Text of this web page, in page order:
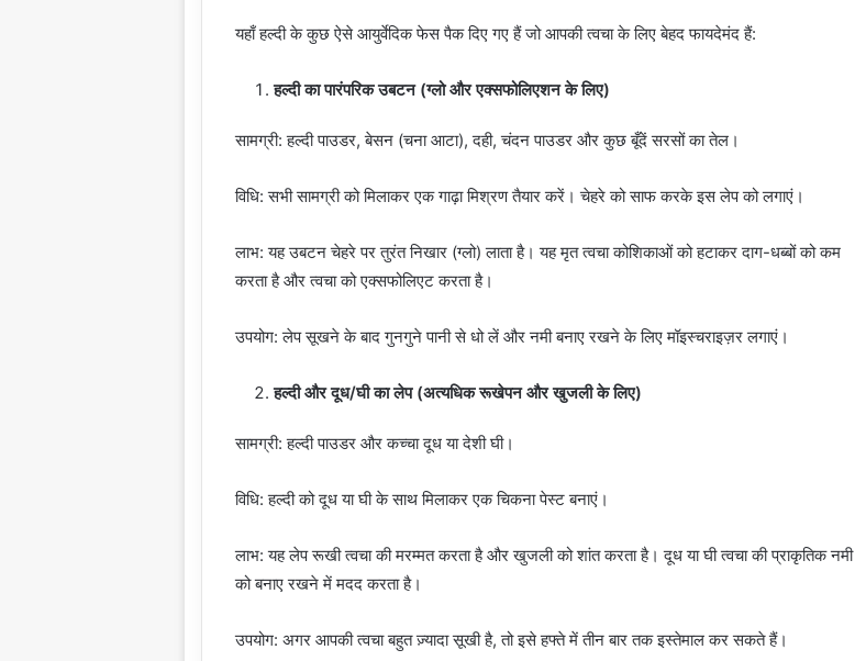
यहाँ हल्दी के कुछ ऐसे आयुर्वेदिक फेस पैक दिए गए हैं जो आपकी त्वचा के लिए बेहद फायदेमंद हैं:
हल्दी का पारंपरिक उबटन (ग्लो और एक्सफोलिएशन के लिए)
सामग्री: हल्दी पाउडर, बेसन (चना आटा), दही, चंदन पाउडर और कुछ बूँदें सरसों का तेल।
विधि: सभी सामग्री को मिलाकर एक गाढ़ा मिश्रण तैयार करें। चेहरे को साफ करके इस लेप को लगाएं।
लाभ: यह उबटन चेहरे पर तुरंत निखार (ग्लो) लाता है। यह मृत त्वचा कोशिकाओं को हटाकर दाग-धब्बों को कम
करता है और त्वचा को एक्सफोलिएट करता है।
उपयोग: लेप सूखने के बाद गुनगुने पानी से धो लें और नमी बनाए रखने के लिए मॉइस्चराइज़र लगाएं।
हल्दी और दूध/घी का लेप (अत्यधिक रूखेपन और खुजली के लिए)
सामग्री: हल्दी पाउडर और कच्चा दूध या देशी घी।
विधि: हल्दी को दूध या घी के साथ मिलाकर एक चिकना पेस्ट बनाएं।
लाभ: यह लेप रूखी त्वचा की मरम्मत करता है और खुजली को शांत करता है। दूध या घी त्वचा की प्राकृतिक नमी
को बनाए रखने में मदद करता है।
उपयोग: अगर आपकी त्वचा बहुत ज़्यादा सूखी है, तो इसे हफ्ते में तीन बार तक इस्तेमाल कर सकते हैं।